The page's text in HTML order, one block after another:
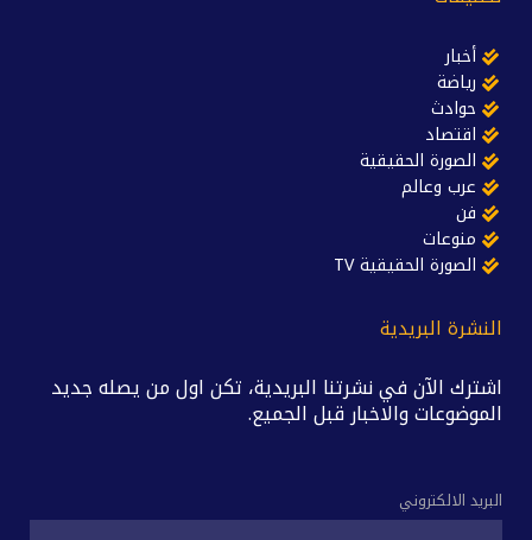
أخبار
رياضة
حوادث
اقتصاد
الصورة الحقيقية
عرب وعالم
فن
منوعات
الصورة الحقيقية TV
النشرة البريدية
اشترك الآن في نشرتنا البريدية، تكن اول من يصله جديد
الموضوعات والاخبار قبل الجميع.
البريد الالكتروني